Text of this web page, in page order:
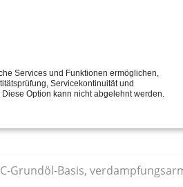
Raumöl zum Innen- und
Tiefbohren hochfester
Grundöl-Basis,
Services und Funktionen ermöglichen,
Servicekontinuität und
Option kann nicht abgelehnt werden.